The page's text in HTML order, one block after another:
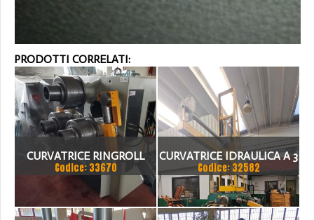
PRODOTTI CORRELATI:
CURVATRICE RINGROLL
MOD. HPK 120
Codice: 33670
CURVATRICE IDRAULICA A 3
RULLI MOTORIZZATI
MARCA MG. MOD. AR.80,
Codice: 32582